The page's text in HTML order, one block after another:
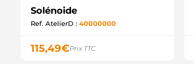
Solénoide
Ref. AtelierD : 40000000
115,49€Prix TTC